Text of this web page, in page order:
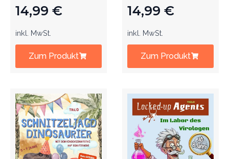
14,99 €
inkl. MwSt.
Zum Produkt
14,99 €
inkl. MwSt.
Zum Produkt